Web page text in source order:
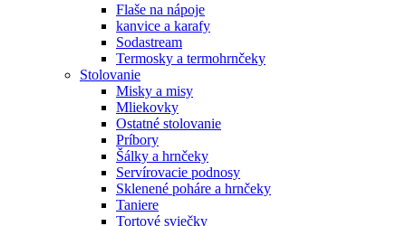
Flaše na nápoje
kanvice a karafy
Sodastream
Termosky a termohrnčeky
Stolovanie
Misky a misy
Mliekovky
Ostatné stolovanie
Príbory
Šálky a hrnčeky
Servírovacie podnosy
Sklenené poháre a hrnčeky
Taniere
Tortové sviečky